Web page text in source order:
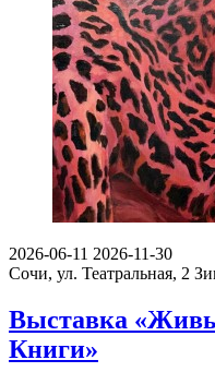
2026-06-11 2026-11-30
Сочи, ул. Театральная, 2
Выставка
Книги»